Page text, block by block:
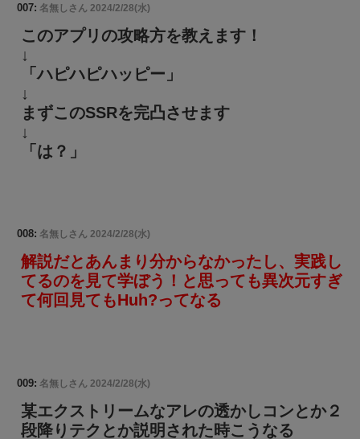
007: 名無しさん 2024/2/28(水)
このアプリの攻略方を教えます！
↓
「ハピハピハッピー」
↓
まずこのSSRを完凸させます
↓
「は？」
008: 名無しさん 2024/2/28(水)
解説だとあんまり分からなかったし、実践し
てるのを見て学ぼう！と思っても異次元すぎ
て何回見てもHuh?ってなる
009: 名無しさん 2024/2/28(水)
某エクストリームなアレの透かしコンとか２
段降りテクとか説明された時こうなる